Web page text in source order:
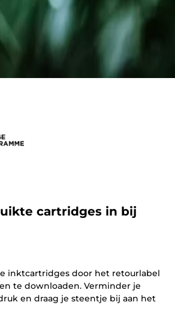
cartridges in bij
inktcartridges door het retourlabel
te downloaden. Verminder je
en draag je steentje bij aan het